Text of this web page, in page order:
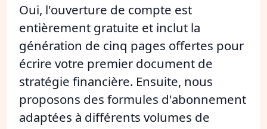
Oui, l'ouverture de compte est
entièrement gratuite et inclut la
génération de cinq pages offertes pour
écrire votre premier document de
stratégie financière. Ensuite, nous
proposons des formules d'abonnement
adaptées à différents volumes de